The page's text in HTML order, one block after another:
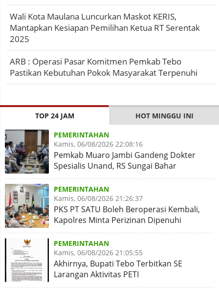
Wali Kota Maulana Luncurkan Maskot KERIS,
Mantapkan Kesiapan Pemilihan Ketua RT Serentak
2025
ARB : Operasi Pasar Komitmen Pemkab Tebo
Pastikan Kebutuhan Pokok Masyarakat Terpenuhi
TOP 24 JAM HOT MINGGU INI
PEMERINTAHAN
Kamis, 06/08/2026 22:08:16
Pemkab Muaro Jambi Gandeng Dokter
Spesialis Unand, RS Sungai Bahar
Disiapkan Naik Kelas
PEMERINTAHAN
Kamis, 06/08/2026 21:26:37
PKS PT SATU Boleh Beroperasi Kembali,
Kapolres Minta Perizinan Dipenuhi
PEMERINTAHAN
Kamis, 06/08/2026 21:05:55
Akhirnya, Bupati Tebo Terbitkan SE
Larangan Aktivitas PETI